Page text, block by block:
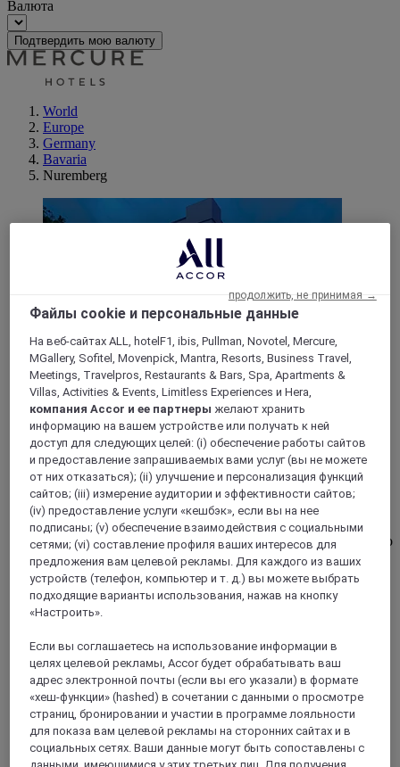
Валюта
Подтвердить мою валюту
World
Europe
Germany
Bavaria
Nuremberg
НЮРНБЕРГ, Германия
Mercure Нюрнберг Мессе Конгресс-отель
Конгресс-отель Mercure Нюрнберг ан дер Мессе
расположен в пешей доступности от выставочного
центра, 3 км от главного вокзала и 12 км от аэропорта.
До отеля можно добраться по ближайшим шоссе A3, A6,
A9 и A73, при отеле есть парковка. За 10 минут на метро
можно доехать до города. В отеле гостей ждут 140
номеров с кондиционером и бесплатным WIFI, а также
сауна и фитнес-зал. Для проведения мероприятий с
числом гостей до 200 человек доступны шесть
комфортных конференц-залов с видом на парк.
4,2/5Rated 4,2 of 5
Файлы cookie и персональные данные
На веб-сайтах ALL, hotelF1, ibis, Pullman, Novotel, Mercure,
MGallery, Sofitel, Movenpick, Mantra, Resorts, Business Travel,
Meetings, Travelpros, Restaurants & Bars, Spa, Apartments &
Villas, Activities & Events, Limitless Experiences и Hera,
компания Accor и ее партнеры желают хранить
информацию на вашем устройстве или получать к ней
доступ для следующих целей: (i) обеспечение работы сайтов
и предоставление запрашиваемых вами услуг (вы не можете
от них отказаться); (ii) улучшение и персонализация функций
сайтов; (iii) измерение аудитории и эффективности сайтов;
(iv) предоставление услуги «кешбэк», если вы на нее
подписаны; (v) обеспечение взаимодействия с социальными
сетями; (vi) составление профиля ваших интересов для
предложения вам целевой рекламы. Для каждого из ваших
устройств (телефон, компьютер и т. д.) вы можете выбрать
подходящие варианты использования, нажав на кнопку
«Настроить».
Если вы соглашаетесь на использование информации в
целях целевой рекламы, Accor будет обрабатывать ваш
адрес электронной почты (если вы его указали) в формате
«хеш-функции» (hashed) в сочетании с данными о просмотре
страниц, бронировании и участии в программе лояльности
для показа вам целевой рекламы на сторонних сайтах и в
социальных сетях. Ваши данные могут быть сопоставлены с
продолжить, не принимая →